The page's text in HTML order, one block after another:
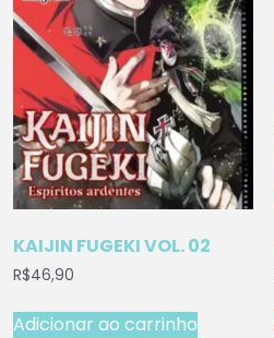
KAIJIN FUGEKI VOL. 02
R$46,90
Adicionar ao carrinho